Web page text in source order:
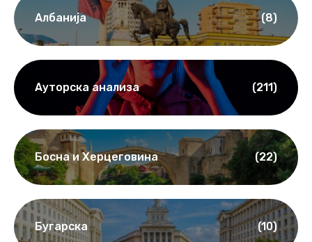
Албанија (8)
Ауторска анализа (211)
Босна и Херцеговина (22)
Бугарска (10)